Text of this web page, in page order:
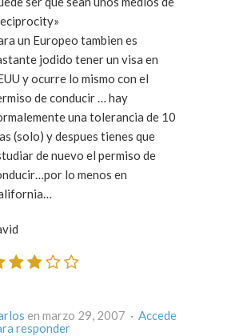
un Europeo tambien es
jodido tener un visa en
y ocurre lo mismo con el
de conducir … hay
una tolerancia de 10
(solo) y despues tienes que
de nuevo el permiso de
lo menos en
en marzo 29, 2007 · Accede
responder